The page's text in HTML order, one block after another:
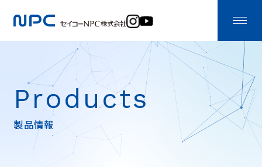
Products
製品情報